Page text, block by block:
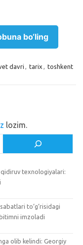
bo‘ling
davri tarix toshkent
lozim.
qidiruv texnologiyalari:
to‘g‘risidagi
imzoladi
olib kelindi: Georgiy